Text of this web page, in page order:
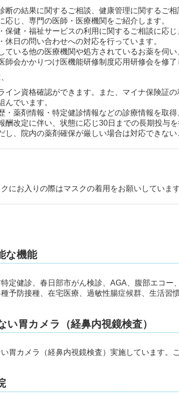
断の結果に関するご相談、健康管理に関するご相
応じ、専門の医師・医療機関をご紹介します。
保健・福祉サービスの利用に関するご相談に応じ
休日の問い合わせへの対応を行っています。
ている他の医療機関や処方されているお薬を伺い
師会かかりつけ医機能研修制度応用研修会を修了
イン資格確認ができます。また、マイナ保険証
んでいます。
・薬剤情報・特定健診情報などの診療情報を取
酬改定に伴い、状態に応じ30日までの長期投与を
し、院内の薬剤確保が厳しい場合は対応できない
にお入りの際はマスクの着用をお願いしています
な機能
定健診、春日部市がん検診、AGA、腹部エコ
予防接種、在宅医療、過敏性腸症候群、生活習
い胃カメラ（経鼻内視鏡検査）
胃カメラ（経鼻内視鏡検査）実施しています。